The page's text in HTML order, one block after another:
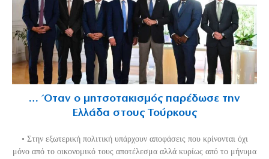
… Όταν ο μητσοτακισμός παρέδωσε την
Ελλάδα στους Τούρκους
• Στην εξωτερική πολιτική υπάρχουν αποφάσεις που κρίνονται όχι
μόνο από το οικονομικό τους αποτέλεσμα αλλά κυρίως από το μήνυμα